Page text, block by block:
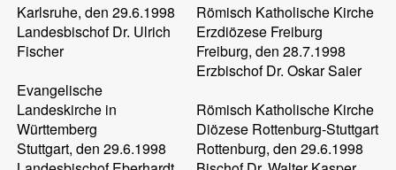
Karlsruhe, den 29.6.1998
Landesbischof Dr. Ulrich
Fischer
Evangelische
Landeskirche in
Württemberg
Stuttgart, den 29.6.1998
Römisch Katholische Kirche
Erzdiözese Freiburg
Freiburg, den 28.7.1998
Erzbischof Dr. Oskar Saier
Römisch Katholische Kirche
Diözese Rottenburg-Stuttgart
Rottenburg, den 29.6.1998